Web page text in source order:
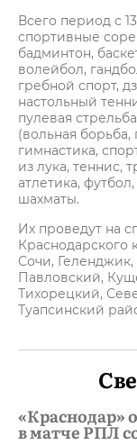
Всего период с
спортивные
бадминтон,
волейбол,
гребной спорт,
настольный
пулевая
(вольная
гимнастика,
из лука, теннис,
атлетика,
шахматы.
Их проведут на
Краснодарского
Сочи,
Павловский,
Тихорецкий,
Туапсинский
«Краснодар»
в матче РПЛ